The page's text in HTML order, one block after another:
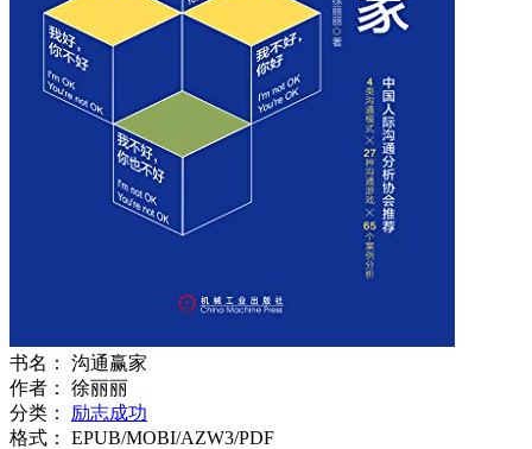
书名：
沟通赢家
作者：
徐丽丽
分类：
励志成功
格式：
EPUB/MOBI/AZW3/PDF